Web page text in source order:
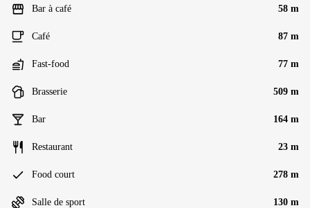
Bar à café 58 m
Café 87 m
Fast-food 77 m
Brasserie 509 m
Bar 164 m
Restaurant 23 m
Food court 278 m
Salle de sport 130 m